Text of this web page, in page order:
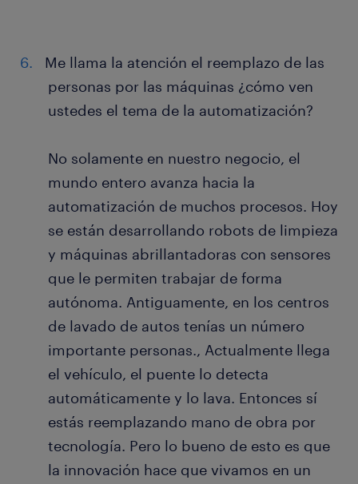
Me llama la atención el reemplazo de las
personas por las máquinas ¿cómo ven
ustedes el tema de la automatización?
No solamente en nuestro negocio, el
mundo entero avanza hacia la
automatización de muchos procesos. Hoy
se están desarrollando robots de limpieza
y máquinas abrillantadoras con sensores
que le permiten trabajar de forma
autónoma. Antiguamente, en los centros
de lavado de autos tenías un número
importante personas., Actualmente llega
el vehículo, el puente lo detecta
automáticamente y lo lava. Entonces sí
estás reemplazando mano de obra por
tecnología. Pero lo bueno de esto es que
la innovación hace que vivamos en un